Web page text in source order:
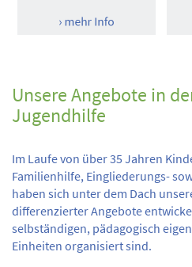
Unsere Angebote in
Jugendhilfe
Im Laufe von über 35 Jahren
Familienhilfe, Eingliederungs-
haben sich unter dem Dach
differenzierter Angebote
selbständigen, pädagogisch
Einheiten organisiert sind.